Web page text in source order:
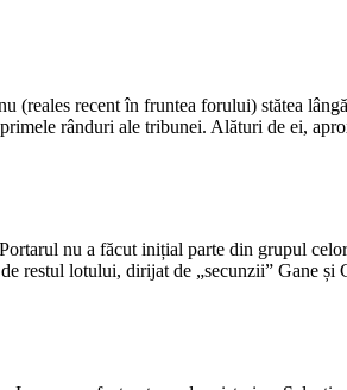
recent în fruntea forului) stătea
rânduri ale tribunei. Alături de ei,
nu a făcut inițial parte din grupul
restul lotului, dirijat de „secunzii” Gane